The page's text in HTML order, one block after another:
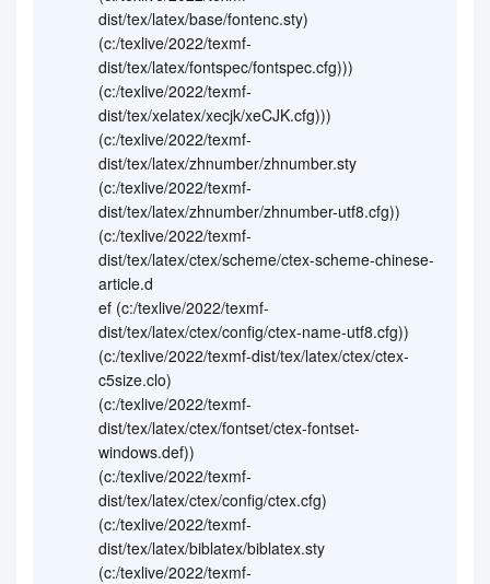
dist/tex/latex/base/fontenc.sty)
(c:/texlive/2022/texmf-
dist/tex/latex/fontspec/fontspec.cfg)))
(c:/texlive/2022/texmf-
dist/tex/xelatex/xecjk/xeCJK.cfg)))
(c:/texlive/2022/texmf-
dist/tex/latex/zhnumber/zhnumber.sty
(c:/texlive/2022/texmf-
dist/tex/latex/zhnumber/zhnumber-utf8.cfg))
(c:/texlive/2022/texmf-
dist/tex/latex/ctex/scheme/ctex-scheme-chinese-
article.d
ef (c:/texlive/2022/texmf-
dist/tex/latex/ctex/config/ctex-name-utf8.cfg))
(c:/texlive/2022/texmf-dist/tex/latex/ctex/ctex-
c5size.clo)
(c:/texlive/2022/texmf-
dist/tex/latex/ctex/fontset/ctex-fontset-
windows.def))
(c:/texlive/2022/texmf-
dist/tex/latex/ctex/config/ctex.cfg)
(c:/texlive/2022/texmf-
dist/tex/latex/biblatex/biblatex.sty
(c:/texlive/2022/texmf-